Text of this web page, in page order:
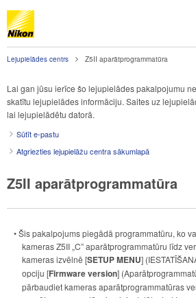
Lejupielādes centrs Z5II aparātprogrammatūra
Lai gan jūsu ierīce šo lejupielādes pakalpojumu
skatītu lejupielādes informāciju. Saites uz
lai lejupielādētu datorā.
Sūtīt e-pastu
Atgriezties lejupielāžu centra sākumlapā
Z5II aparātprogrammatūra
• Šis pakalpojums piegādā programmatūru, ko
kameras Z5II „C” aparātprogrammatūru līdz
kameras izvēlnē [SETUP MENU]
opciju [Firmware version]
pārbaudiet kameras aparātprogrammatūras